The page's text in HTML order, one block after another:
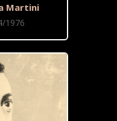
Martini
1976